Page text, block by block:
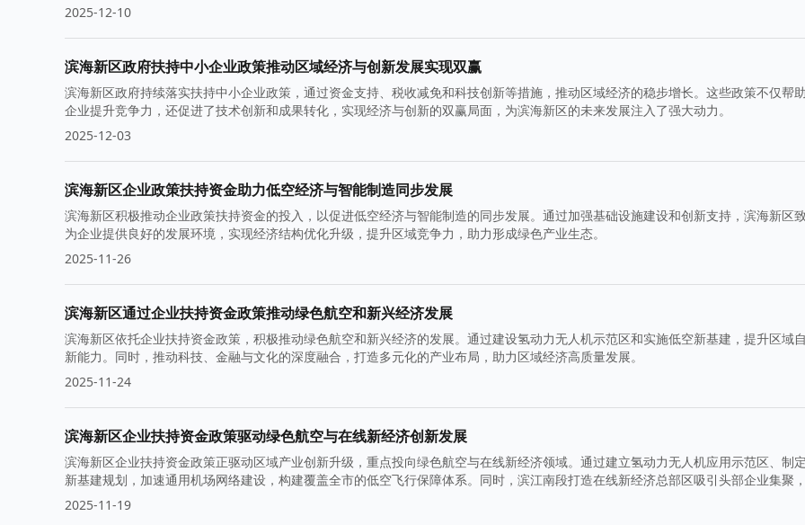
2025-12-10
滨海新区政府扶持中小企业政策推动区域经济与创新发展实现双赢
滨海新区政府持续落实扶持中小企业政策，通过资金支持、税收减免和科技创新等措施，推动区域经济的稳步增长。这些政策不仅帮
企业提升竞争力，还促进了技术创新和成果转化，实现经济与创新的双赢局面，为滨海新区的未来发展注入了强大动力。
2025-12-03
滨海新区企业政策扶持资金助力低空经济与智能制造同步发展
滨海新区积极推动企业政策扶持资金的投入，以促进低空经济与智能制造的同步发展。通过加强基础设施建设和创新支持，滨海新区
为企业提供良好的发展环境，实现经济结构优化升级，提升区域竞争力，助力形成绿色产业生态。
2025-11-26
滨海新区通过企业扶持资金政策推动绿色航空和新兴经济发展
滨海新区依托企业扶持资金政策，积极推动绿色航空和新兴经济的发展。通过建设氢动力无人机示范区和实施低空新基建，提升区域
新能力。同时，推动科技、金融与文化的深度融合，打造多元化的产业布局，助力区域经济高质量发展。
2025-11-24
滨海新区企业扶持资金政策驱动绿色航空与在线新经济创新发展
滨海新区企业扶持资金政策正驱动区域产业创新升级，重点投向绿色航空与在线新经济领域。通过建立氢动力无人机应用示范区、制
新基建规划，加速通用机场网络建设，构建覆盖全市的低空飞行保障体系。同时，滨江南段打造在线新经济总部区吸引头部企业集聚
段建设研发创园促进产业链协同。政策同步推动城市商业更新与电商融合创新，以商旅文体深度融合激发夜间经济活力，全面助力区域
提质增效。
2025-11-19